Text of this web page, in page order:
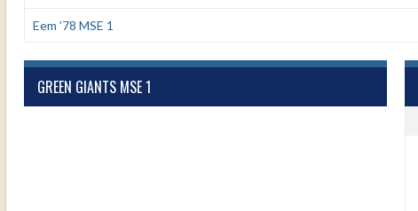
Eem ’78 MSE 1
GREEN GIANTS MSE 1